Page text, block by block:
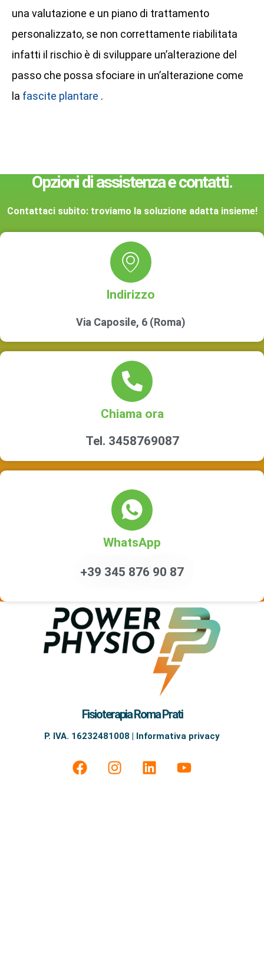
una valutazione e un piano di trattamento
personalizzato, se non correttamente riabilitata
infatti il rischio è di sviluppare un’alterazione del
passo che possa sfociare in un’alterazione come
la fascite plantare .
Opzioni di assistenza e contatti.
Contattaci subito: troviamo la soluzione adatta insieme!
Indirizzo
Via Caposile, 6 (Roma)
Chiama ora
Tel. 3458769087
WhatsApp
+39 345 876 90 87
Fisioterapia Roma Prati
P. IVA. 16232481008 | Informativa privacy